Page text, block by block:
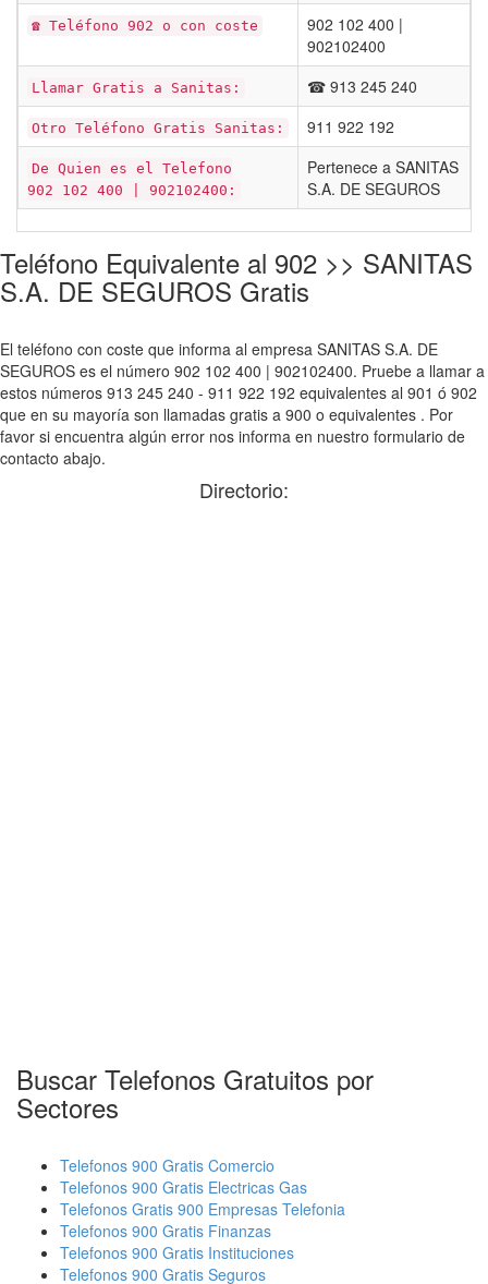
☎ Teléfono 902 o con coste
902 102 400 |
902102400
Llamar Gratis a Sanitas: ☎ 913 245 240
Otro Teléfono Gratis Sanitas: 911 922 192
De Quien es el Telefono
902 102 400 | 902102400:
Pertenece a SANITAS
S.A. DE SEGUROS
Teléfono Equivalente al 902 >> SANITAS
S.A. DE SEGUROS Gratis
El teléfono con coste que informa al empresa SANITAS S.A. DE
SEGUROS es el número 902 102 400 | 902102400. Pruebe a llamar a
estos números 913 245 240 - 911 922 192 equivalentes al 901 ó 902
que en su mayoría son llamadas gratis a 900 o equivalentes . Por
favor si encuentra algún error nos informa en nuestro formulario de
contacto abajo.
Directorio:
Buscar Telefonos Gratuitos por
Sectores
Telefonos 900 Gratis Comercio
Telefonos 900 Gratis Electricas Gas
Telefonos Gratis 900 Empresas Telefonia
Telefonos 900 Gratis Finanzas
Telefonos 900 Gratis Instituciones
Telefonos 900 Gratis Seguros